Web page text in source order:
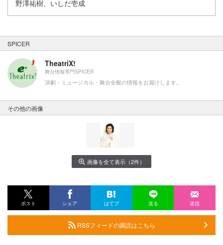
野澤祐樹、いしだ壱成
SPICER
TheatriX!
舞台情報専門SPICER
演劇・ミュージカル・舞台全般の情報をお届けします。
その他の画像
画像を全て表示（2件）
ポスト シェア はてブ 送る 送信
RSSフィードの購読はこちら